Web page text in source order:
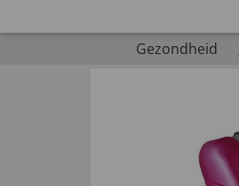
Gezondheid